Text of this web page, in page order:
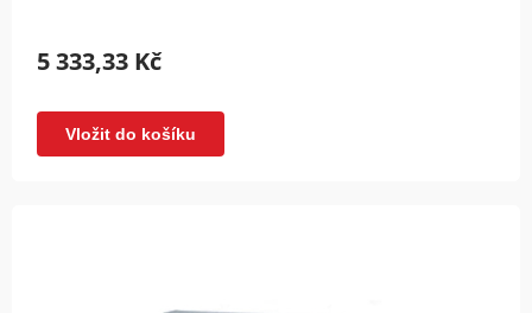
5 333,33 Kč
Vložit do košíku